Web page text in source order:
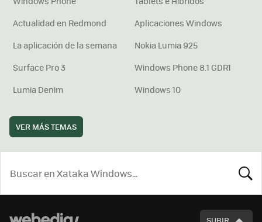
Actualidad en Redmond
Aplicaciones Windows
La aplicación de la semana
Nokia Lumia 925
Surface Pro 3
Windows Phone 8.1 GDR1
Lumia Denim
Windows 10
VER MÁS TEMAS